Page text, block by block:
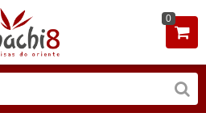
0